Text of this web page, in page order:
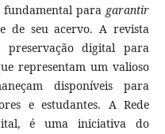
fundamental para garantir
de seu acervo. A revista
digital para
representam um valioso
disponíveis para
e estudantes. A Rede
é uma iniciativa do